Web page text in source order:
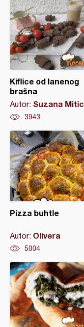
Kiflice od lanenog
brašna
Autor: Suzana Mitic
3943
Pizza buhtle
Autor: Olivera
5004